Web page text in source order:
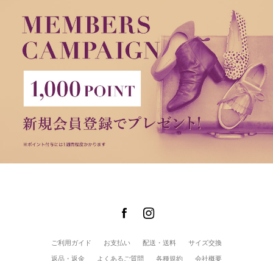
ご利用ガイド お支払い 配送・送料
サイズ交換
返品・返金
よくあるご質問 各種規約 会社概要